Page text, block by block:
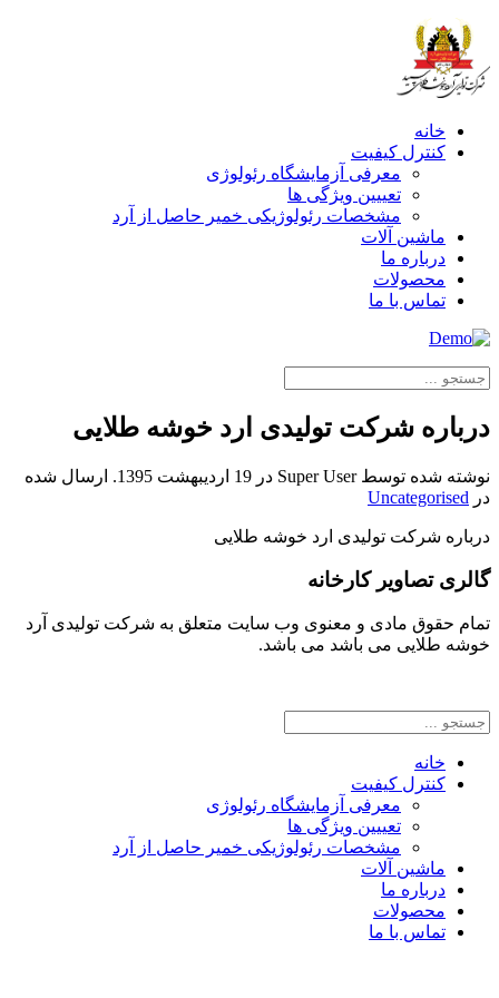
خانه
کنترل کیفیت
معرفی آزمایشگاه رئولوژی
تعییین ویژگی ها
مشخصات رئولوژیکی خمیر حاصل از آرد
ماشین آلات
درباره ما
محصولات
تماس با ما
درباره شرکت تولیدی ارد خوشه طلایی
نوشته شده توسط Super User در 19 ارديبهشت 1395
. ارسال شده
در Uncategorised
درباره شرکت تولیدی ارد خوشه طلایی
گالری تصاویر کارخانه
تمام حقوق مادی و معنوی وب سایت متعلق به شرکت تولیدی آرد
خوشه طلایی می باشد می باشد.
خانه
کنترل کیفیت
معرفی آزمایشگاه رئولوژی
تعییین ویژگی ها
مشخصات رئولوژیکی خمیر حاصل از آرد
ماشین آلات
درباره ما
محصولات
تماس با ما